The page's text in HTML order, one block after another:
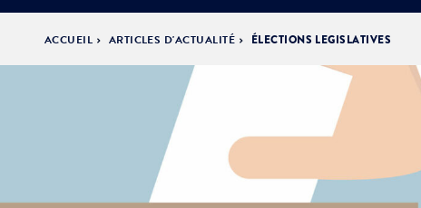
INFOS
ACTUALITÉS &
ÉVÈNEMENTS
DÉMOCRATIE
PARTICIPATIVE
ACCUEIL ARTICLES D'ACTUALITÉ ÉLECTIONS LEGISLATIVES